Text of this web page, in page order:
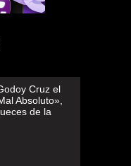
Cruz el
Absoluto»,
de la